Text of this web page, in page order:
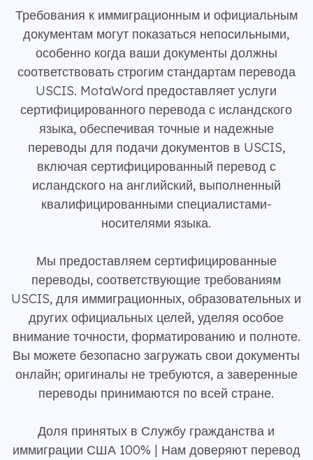
Требования к иммиграционным и официальным
документам могут показаться непосильными,
особенно когда ваши документы должны
соответствовать строгим стандартам перевода
USCIS. MotaWord предоставляет услуги
сертифицированного перевода с исландского
языка, обеспечивая точные и надежные
переводы для подачи документов в USCIS,
включая сертифицированный перевод с
исландского на английский, выполненный
квалифицированными специалистами-
носителями языка.
Мы предоставляем сертифицированные
переводы, соответствующие требованиям
USCIS, для иммиграционных, образовательных и
других официальных целей, уделяя особое
внимание точности, форматированию и полноте.
Вы можете безопасно загружать свои документы
онлайн; оригиналы не требуются, а заверенные
переводы принимаются по всей стране.
Доля принятых в Службу гражданства и
иммиграции США 100% | Нам доверяют перевод